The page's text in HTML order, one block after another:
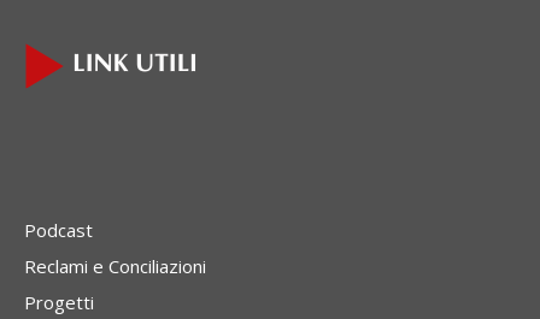
Podcast
Reclami e Conciliazioni
Progetti